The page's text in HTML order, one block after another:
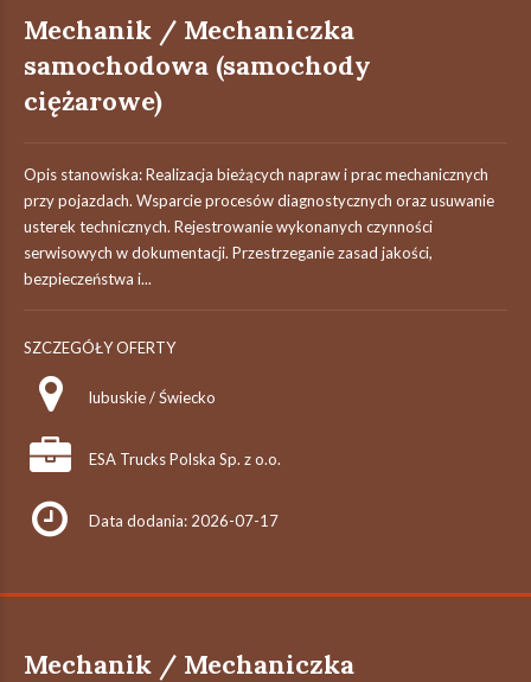
Mechanik / Mechaniczka
samochodowa (samochody
ciężarowe)
Opis stanowiska: Realizacja bieżących napraw i prac mechanicznych
przy pojazdach. Wsparcie procesów diagnostycznych oraz usuwanie
usterek technicznych. Rejestrowanie wykonanych czynności
serwisowych w dokumentacji. Przestrzeganie zasad jakości,
bezpieczeństwa i...
SZCZEGÓŁY OFERTY
lubuskie / Świecko
ESA Trucks Polska Sp. z o.o.
Data dodania: 2026-07-17
Mechanik / Mechaniczka